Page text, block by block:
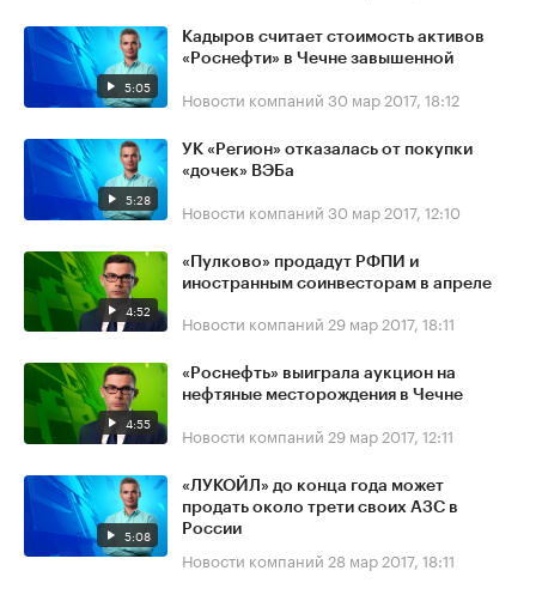
5:05
Кадыров считает стоимость активов
«Роснефти» в Чечне завышенной
Новости компаний 30 мар 2017, 18:12
5:28
УК «Регион» отказалась от покупки
«дочек» ВЭБа
Новости компаний 30 мар 2017, 12:10
4:52
«Пулково» продадут РФПИ и
иностранным соинвесторам в апреле
Новости компаний 29 мар 2017, 18:11
4:55
«Роснефть» выиграла аукцион на
нефтяные месторождения в Чечне
Новости компаний 29 мар 2017, 12:11
5:08
«ЛУКОЙЛ» до конца года может
продать около трети своих АЗС в
России
Новости компаний 28 мар 2017, 18:11